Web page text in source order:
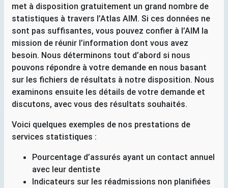
met à disposition gratuitement un grand nombre de
statistiques à travers l’Atlas AIM. Si ces données ne
sont pas suffisantes, vous pouvez confier à l’AIM la
mission de réunir l’information dont vous avez
besoin. Nous déterminons tout d’abord si nous
pouvons répondre à votre demande en nous basant
sur les fichiers de résultats à notre disposition. Nous
examinons ensuite les détails de votre demande et
discutons, avec vous des résultats souhaités.
Voici quelques exemples de nos prestations de
services statistiques :
Pourcentage d’assurés ayant un contact annuel
avec leur dentiste
Indicateurs sur les réadmissions non planifiées